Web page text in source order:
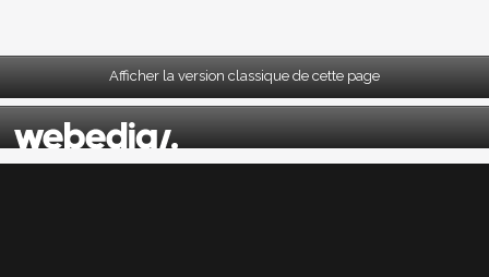
Afficher la version classique de cette page